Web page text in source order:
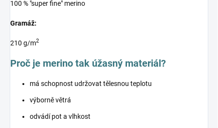
100 % "super fine" merino
Gramáž:
210 g/m2
Proč je merino tak úžasný materiál?
má schopnost udržovat tělesnou teplotu
výborně větrá
odvádí pot a vlhkost